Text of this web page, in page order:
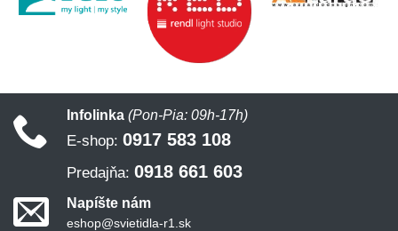
Infolinka (Pon-Pia: 09h-17h)
E-shop: 0917 583 108
Predajňa: 0918 661 603
Napíšte nám
eshop@svietidla-r1.sk